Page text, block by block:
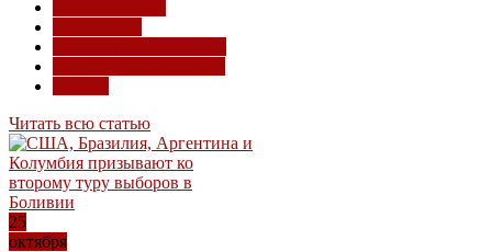
Читать всю статью
25
октября